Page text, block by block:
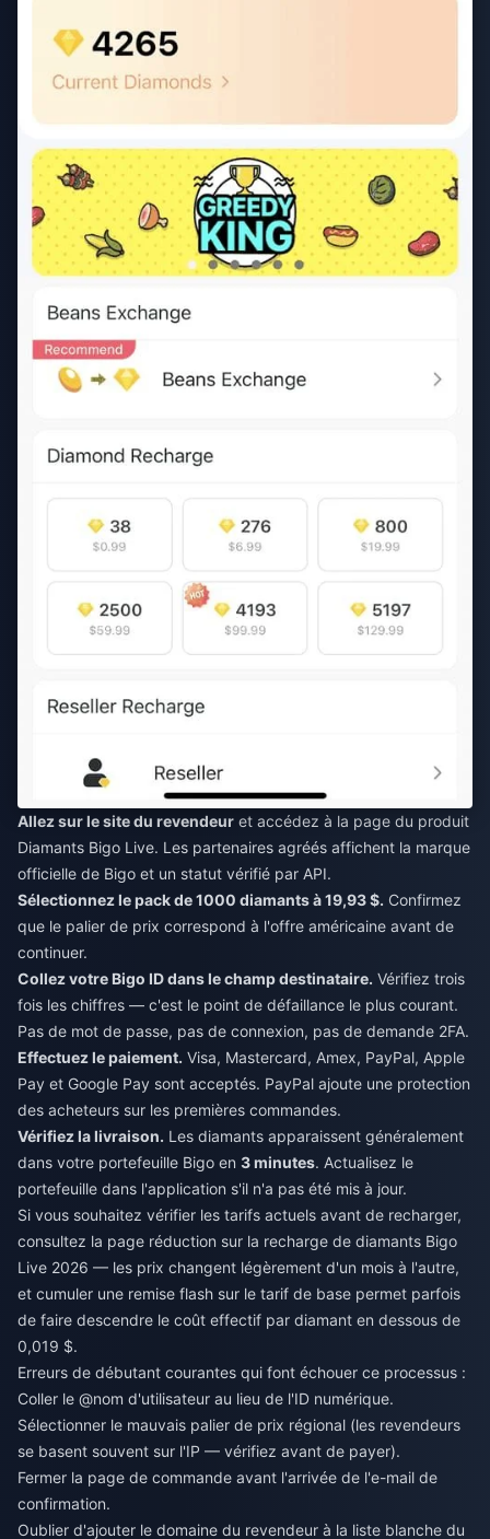
Allez sur le site du revendeur et accédez à la page du produit
Diamants Bigo Live. Les partenaires agréés affichent la marque
officielle de Bigo et un statut vérifié par API.
Sélectionnez le pack de 1000 diamants à 19,93 $. Confirmez
que le palier de prix correspond à l'offre américaine avant de
continuer.
Collez votre Bigo ID dans le champ destinataire. Vérifiez trois
fois les chiffres — c'est le point de défaillance le plus courant.
Pas de mot de passe, pas de connexion, pas de demande 2FA.
Effectuez le paiement. Visa, Mastercard, Amex, PayPal, Apple
Pay et Google Pay sont acceptés. PayPal ajoute une protection
des acheteurs sur les premières commandes.
Vérifiez la livraison. Les diamants apparaissent généralement
dans votre portefeuille Bigo en 3 minutes. Actualisez le
portefeuille dans l'application s'il n'a pas été mis à jour.
Si vous souhaitez vérifier les tarifs actuels avant de recharger,
consultez la page réduction sur la recharge de diamants Bigo
Live 2026 — les prix changent légèrement d'un mois à l'autre,
et cumuler une remise flash sur le tarif de base permet parfois
de faire descendre le coût effectif par diamant en dessous de
0,019 $.
Erreurs de débutant courantes qui font échouer ce processus :
Coller le @nom d'utilisateur au lieu de l'ID numérique.
Sélectionner le mauvais palier de prix régional (les revendeurs
se basent souvent sur l'IP — vérifiez avant de payer).
Fermer la page de commande avant l'arrivée de l'e-mail de
confirmation.
Oublier d'ajouter le domaine du revendeur à la liste blanche du